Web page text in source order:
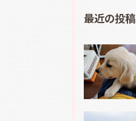
最近の投稿